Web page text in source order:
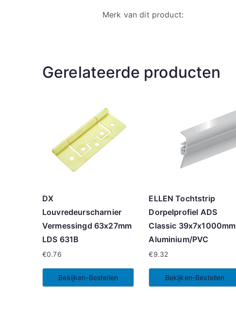
Merk van dit product:
Gerelateerde producten
DX
Louvredeurscharnier
Vermessingd 63x27mm
LDS 631B
€0.76
Bekijken-Bestellen
ELLEN Tochtstrip
Dorpelprofiel ADS
Classic 39x7x1000mm
Aluminium/PVC
€9.32
Bekijken-Bestellen